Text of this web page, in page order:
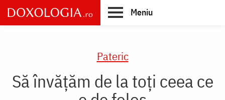
Skip
to
main
Meniu
Pateric
Să învățăm de la toți ceea ce